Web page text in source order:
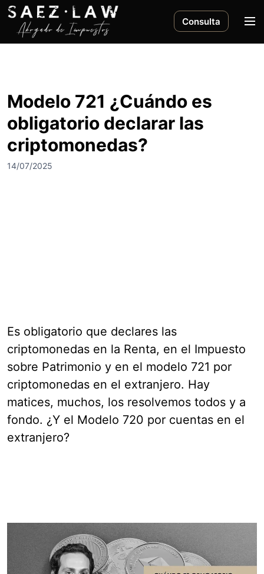
Consulta
M
Modelo 721 ¿Cuándo es
obligatorio declarar las
criptomonedas?
14/07/2025
Es obligatorio que declares las
criptomonedas en la Renta, en el Impuesto
sobre Patrimonio y en el modelo 721 por
criptomonedas en el extranjero. Hay
matices, muchos, los resolvemos todos y a
fondo. ¿Y el Modelo 720 por cuentas en el
extranjero?